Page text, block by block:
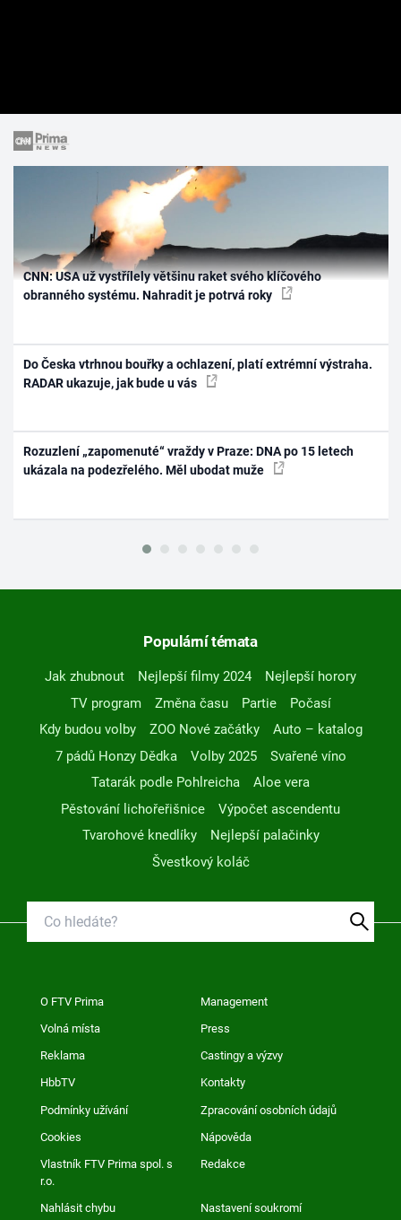
CNN: USA už vystřílely většinu raket svého klíčového
obranného systému. Nahradit je potrvá roky
Do Česka vtrhnou bouřky a ochlazení, platí extrémní výstraha.
RADAR ukazuje, jak bude u vás
Rozuzlení „zapomenuté“ vraždy v Praze: DNA po 15 letech
ukázala na podezřelého. Měl ubodat muže
Populární témata
Jak zhubnout Nejlepší filmy 2024
Nejlepší horory
TV program
Změna času Partie
Počasí
Kdy budou volby
ZOO Nové začátky
Auto – katalog
7 pádů Honzy Dědka
Volby 2025
Svařené víno
Tatarák podle Pohlreicha
Aloe vera
Pěstování lichořeřišnice
Výpočet ascendentu
Tvarohové knedlíky
Nejlepší palačinky
Švestkový koláč
O FTV Prima Management
Volná místa Press
Reklama Castingy a výzvy
HbbTV Kontakty
Podmínky užívání Zpracování osobních údajů
Cookies Nápověda
Vlastník FTV Prima spol. s
r.o.
Redakce
Nahlásit chybu Nastavení soukromí